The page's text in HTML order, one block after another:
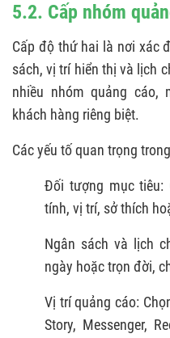
5.2. Cấp nhóm
Cấp độ thứ hai là nơi xác
sách, vị trí hiển thị và lịch
nhiều nhóm quảng cáo,
khách hàng riêng biệt.
Các yếu tố quan trọng
Đối tượng mục tiêu:
tính, vị trí, sở thích
Ngân sách và lịch
ngày hoặc trọn đời,
Vị trí quảng cáo:
Story, Messenger,